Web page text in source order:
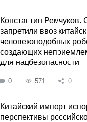
Константин
запретили ввоз
человекоподобных
создающих
для нацбезопасности
0 571 0
Китайский импорт
перспективы